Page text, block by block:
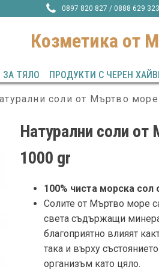
0897 820 827 / 0888 629
Козметика от
ЗА ТЯЛО ПРОДУКТИ С ЧЕРЕН
соли от Мъртво
Натурални соли
1000 gr
100% чиста морска
Солите от Мъртво море
света съдържащи
благоприятно влияят
така и върху
организъм като цяло.